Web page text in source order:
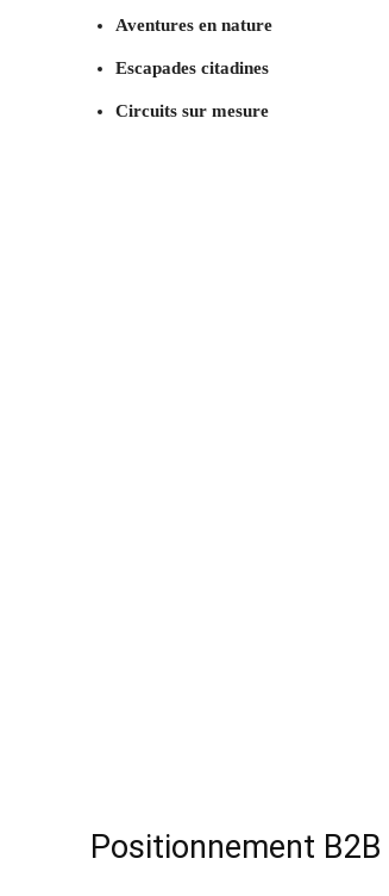
Aventures en nature
Escapades citadines
Circuits sur mesure
Positionnement